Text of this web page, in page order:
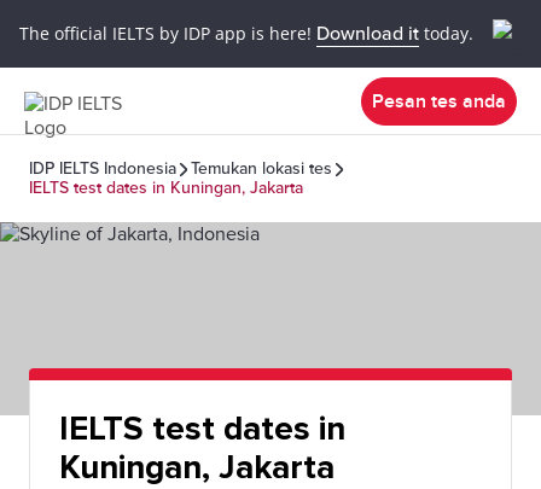
The official IELTS by IDP app is here! Download it today.
Pesan tes anda
IDP IELTS Indonesia
Temukan lokasi tes
IELTS test dates in Kuningan, Jakarta
IELTS test dates in
Kuningan, Jakarta